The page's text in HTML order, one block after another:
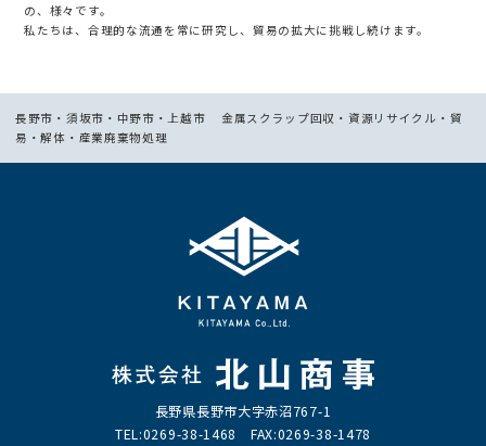
の、様々です。
私たちは、合理的な流通を常に研究し、貿易の拡大に挑戦し続けます。
長野市・須坂市・中野市・上越市 金属スクラップ回収・資源リサイクル・貿
易・解体・産業廃棄物処理
長野県長野市大字赤沼767-1
TEL:0269-38-1468 FAX:0269-38-1478